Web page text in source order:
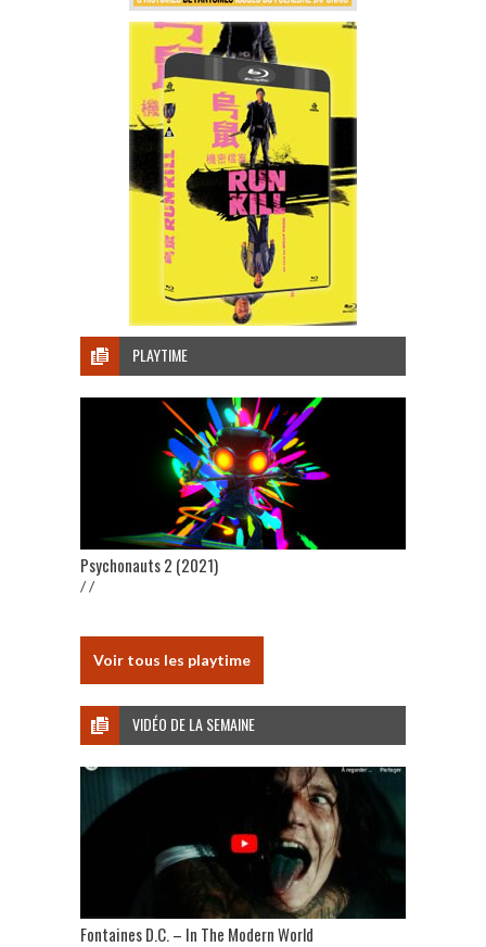
PLAYTIME
Psychonauts 2 (2021)
/ /
Voir tous les playtime
VIDÉO DE LA SEMAINE
Fontaines D.C. – In The Modern World